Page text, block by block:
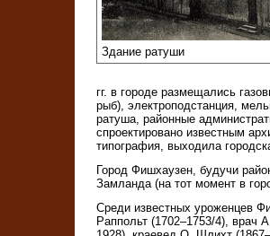
Здание ратуши
гг. в городе размещались
рыб), электроподстанция,
ратуша, районные
спроектировано известным
типография, выходила
Город Фишхаузен, будучи
Замланда (на тот момент в
Среди известных уроженцев
Раппольт (1702–1753/4), врач